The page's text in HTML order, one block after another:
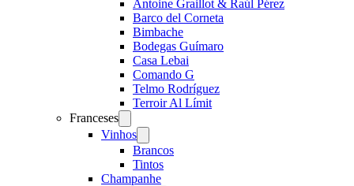
Antoine Graillot & Raúl Pérez
Barco del Corneta
Bimbache
Bodegas Guímaro
Casa Lebai
Comando G
Telmo Rodríguez
Terroir Al Límit
Franceses
menu
Vinhos
menu
Brancos
Tintos
Champanhe